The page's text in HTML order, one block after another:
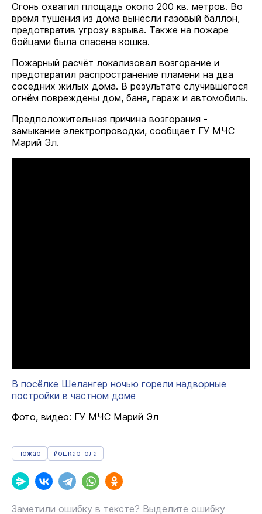
Огонь охватил площадь около 200 кв. метров. Во
время тушения из дома вынесли газовый баллон,
предотвратив угрозу взрыва. Также на пожаре
бойцами была спасена кошка.
Пожарный расчёт локализовал возгорание и
предотвратил распространение пламени на два
соседних жилых дома. В результате случившегося
огнём повреждены дом, баня, гараж и автомобиль.
Предположительная причина возгорания -
замыкание электропроводки, сообщает ГУ МЧС
Марий Эл.
В посёлке Шелангер ночью горели надворные
постройки в частном доме
Фото, видео: ГУ МЧС Марий Эл
пожар йошкар-ола
Заметили ошибку в тексте? Выделите ошибку